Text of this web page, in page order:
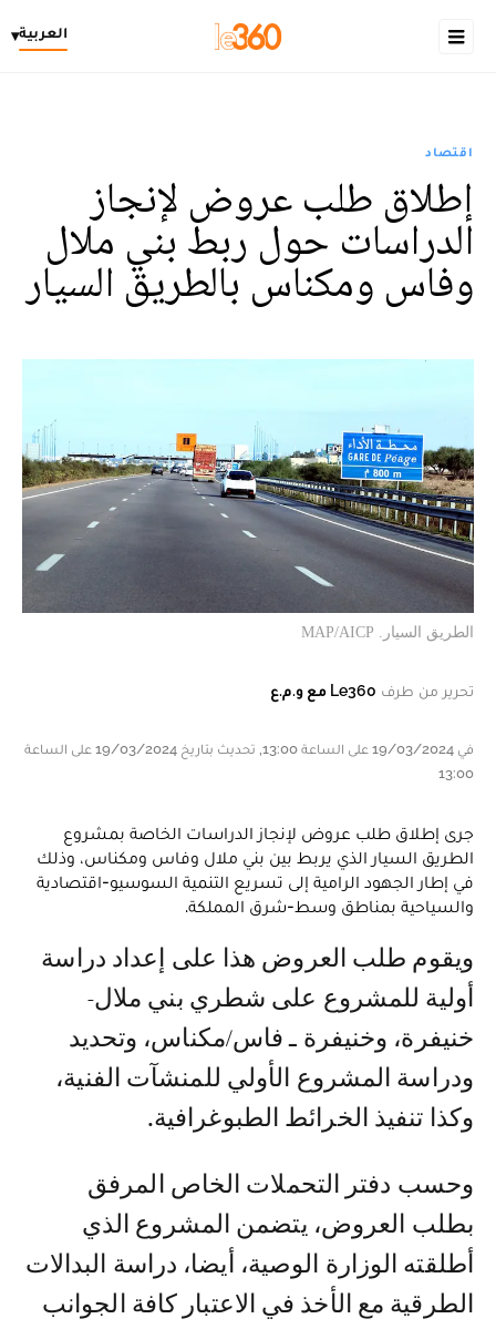
العربية▾
اقتصاد
إطلاق طلب عروض لإنجاز
الدراسات حول ربط بني ملال
وفاس ومكناس بالطريق السيار
الطريق السيار. MAP/AICP
تحرير من طرف Le360 مع و.م.ع
في 19/03/2024 على الساعة 13:00, تحديث بتاريخ 19/03/2024 على الساعة
13:00
جرى إطلاق طلب عروض لإنجاز الدراسات الخاصة بمشروع
الطريق السيار الذي يربط بين بني ملال وفاس ومكناس، وذلك
في إطار الجهود الرامية إلى تسريع التنمية السوسيو-اقتصادية
والسياحية بمناطق وسط-شرق المملكة.
ويقوم طلب العروض هذا على إعداد دراسة
أولية للمشروع على شطري بني ملال-
خنيفرة، وخنيفرة ـ فاس/مكناس، وتحديد
ودراسة المشروع الأولي للمنشآت الفنية،
وكذا تنفيذ الخرائط الطبوغرافية.
وحسب دفتر التحملات الخاص المرفق
بطلب العروض، يتضمن المشروع الذي
أطلقته الوزارة الوصية، أيضا، دراسة البدالات
الطرقية مع الأخذ في الاعتبار كافة الجوانب